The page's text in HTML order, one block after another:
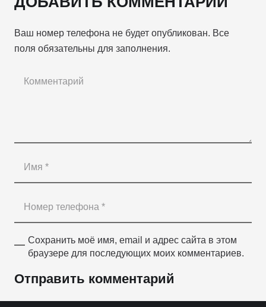
Ваш номер телефона не будет опубликован. Все
поля обязательны для заполнения.
Сохранить моё имя, email и адрес сайта в этом
браузере для последующих моих комментариев.
Отправить комментарий